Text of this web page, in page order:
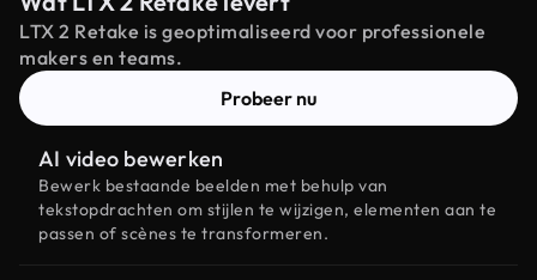
LTX 2 Retake is geoptimaliseerd voor professionele
makers en teams.
Probeer nu
AI video bewerken
Bewerk bestaande beelden met behulp van
tekstopdrachten om stijlen te wijzigen, elementen aan te
passen of scènes te transformeren.